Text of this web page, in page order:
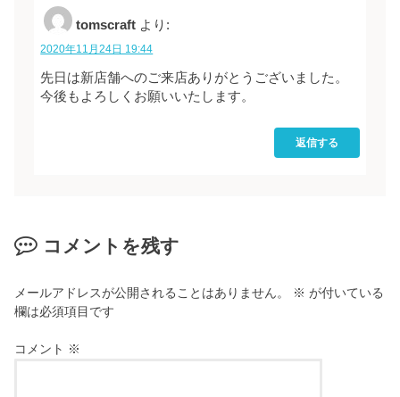
tomscraft より:
2020年11月24日 19:44
先日は新店舗へのご来店ありがとうございました。
今後もよろしくお願いいたします。
返信する
コメントを残す
メールアドレスが公開されることはありません。 ※ が付いている
欄は必須項目です
コメント ※